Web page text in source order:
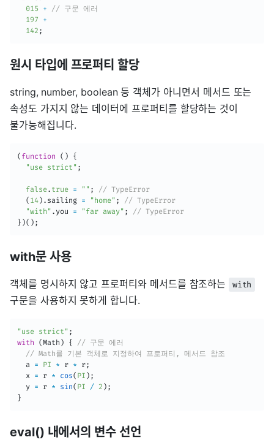
015
+
// 구문 에러
197
+
142 ;
원시 타입에 프로퍼티 할당
string, number, boolean 등 객체가 아니면서 메서드 또는
속성도 가지지 않는 데이터에 프로퍼티를 할당하는 것이
불가능해집니다.
( function ( )
{
"use strict" ;
false. true = "" ;
// TypeError
( 14 ) . sailing = "home" ;
// TypeError
"with" . you = "far away" ;
// TypeError
} )( ) ;
with문 사용
객체를 명시하지 않고 프로퍼티와 메서드를 참조하는 with
구문을 사용하지 못하게 합니다.
"use strict" ;
with
(Math ) {
// 구문 에러
// Math를 기본 객체로 지정하여 프로퍼티, 메서드 참조
  a
= PI * r * r;
  x
= r * cos( PI ) ;
  y
= r * sin( PI / 2 ) ;
}
eval() 내에서의 변수 선언